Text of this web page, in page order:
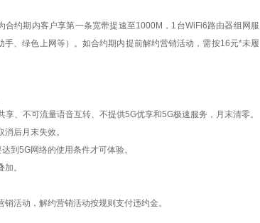
合约期内客户享第一条宽带提速至1000M，1台WiFi6路由器组网服
手、绿色上网等）。如合约期内提前解约营销活动，需按16元*未履
、不可流量语音互转、不提供5G优享和5G极速服务，月末清零。
后月末失效。
到5G网络的使用条件才可体验。
。
活动，解约营销活动按规则支付违约金。